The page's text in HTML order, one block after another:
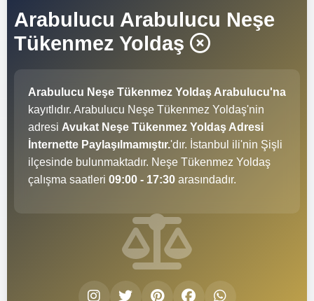
Arabulucu Arabulucu Neşe
Tükenmez Yoldaş
Arabulucu Neşe Tükenmez Yoldaş Arabulucu'na
kayıtlıdır. Arabulucu Neşe Tükenmez Yoldaş'nin
adresi Avukat Neşe Tükenmez Yoldaş Adresi
İnternette Paylaşılmamıştır.'dır. İstanbul ili'nin Şişli
ilçesinde bulunmaktadır. Neşe Tükenmez Yoldaş
çalışma saatleri 09:00 - 17:30 arasındadır.